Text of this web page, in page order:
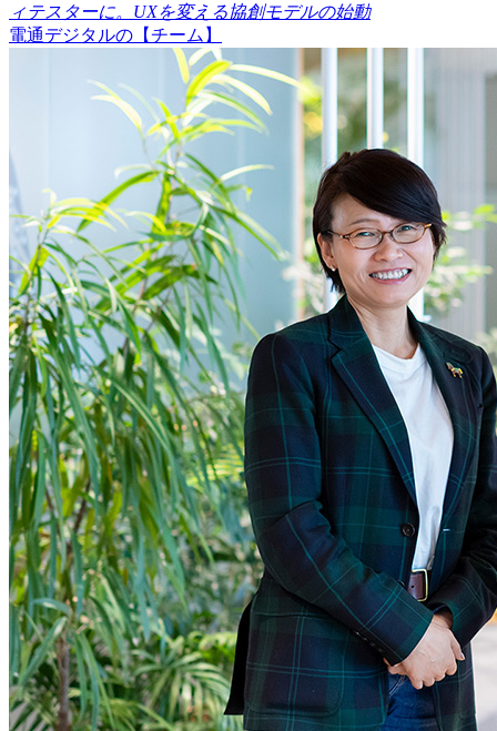
ィテスターに。UXを変える協創モデルの始動
電通デジタルの【チーム】